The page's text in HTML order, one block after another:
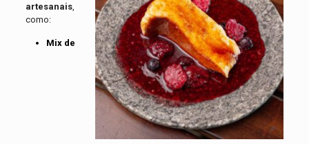
artesanais,
como:
Mix de